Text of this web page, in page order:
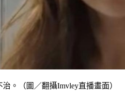
。（圖／翻攝Imvley直播畫面）